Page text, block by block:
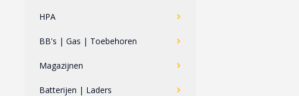
HPA
BB's | Gas | Toebehoren
Magazijnen
Batterijen | Laders